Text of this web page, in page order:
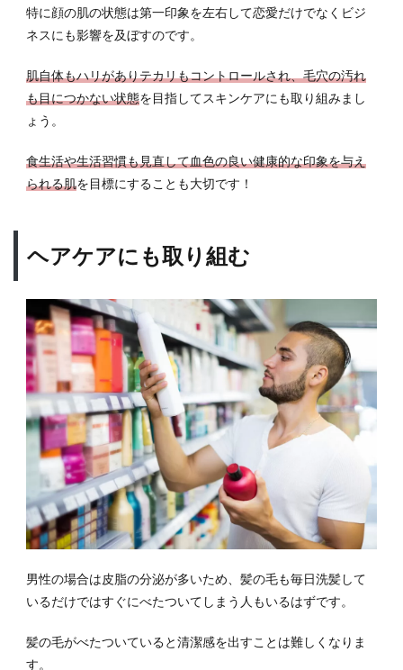
自宅
場か
くの
肌の
悩
スキ
ンケ
アの
探す
特に顔の肌の状態は第一印象を左右して恋愛だけでなくビジ
ネスにも影響を及ぼすのです。
肌自体もハリがありテカリもコントロールされ、毛穴の汚れ
も目につかない状態を目指してスキンケアにも取り組みまし
ょう。
食生活や生活習慣も見直して血色の良い健康的な印象を与え
られる肌を目標にすることも大切です！
ヘアケアにも取り組む
男性の場合は皮脂の分泌が多いため、髪の毛も毎日洗髪して
いるだけではすぐにべたついてしまう人もいるはずです。
髪の毛がべたついていると清潔感を出すことは難しくなりま
す。